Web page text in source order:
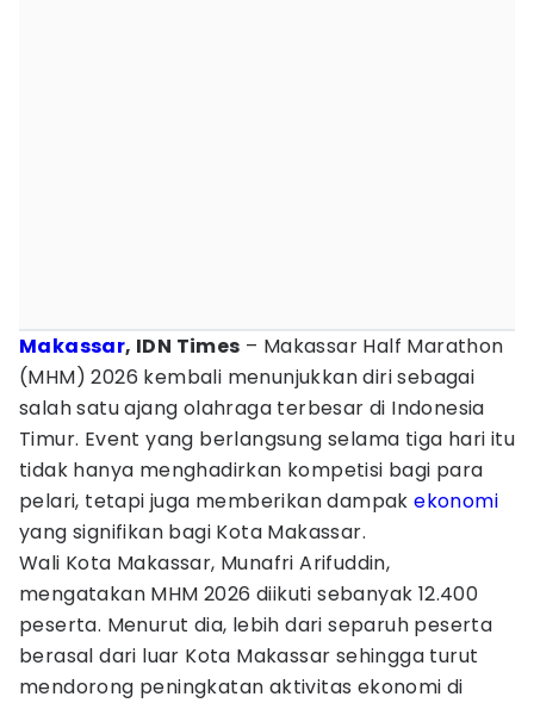
Makassar, IDN Times – Makassar Half Marathon
(MHM) 2026 kembali menunjukkan diri sebagai
salah satu ajang olahraga terbesar di Indonesia
Timur. Event yang berlangsung selama tiga hari itu
tidak hanya menghadirkan kompetisi bagi para
pelari, tetapi juga memberikan dampakekonomi
yang signifikan bagi Kota Makassar.
Wali Kota Makassar, Munafri Arifuddin,
mengatakan MHM 2026 diikuti sebanyak 12.400
peserta. Menurut dia, lebih dari separuh peserta
berasal dari luar Kota Makassar sehingga turut
mendorong peningkatan aktivitas ekonomi di